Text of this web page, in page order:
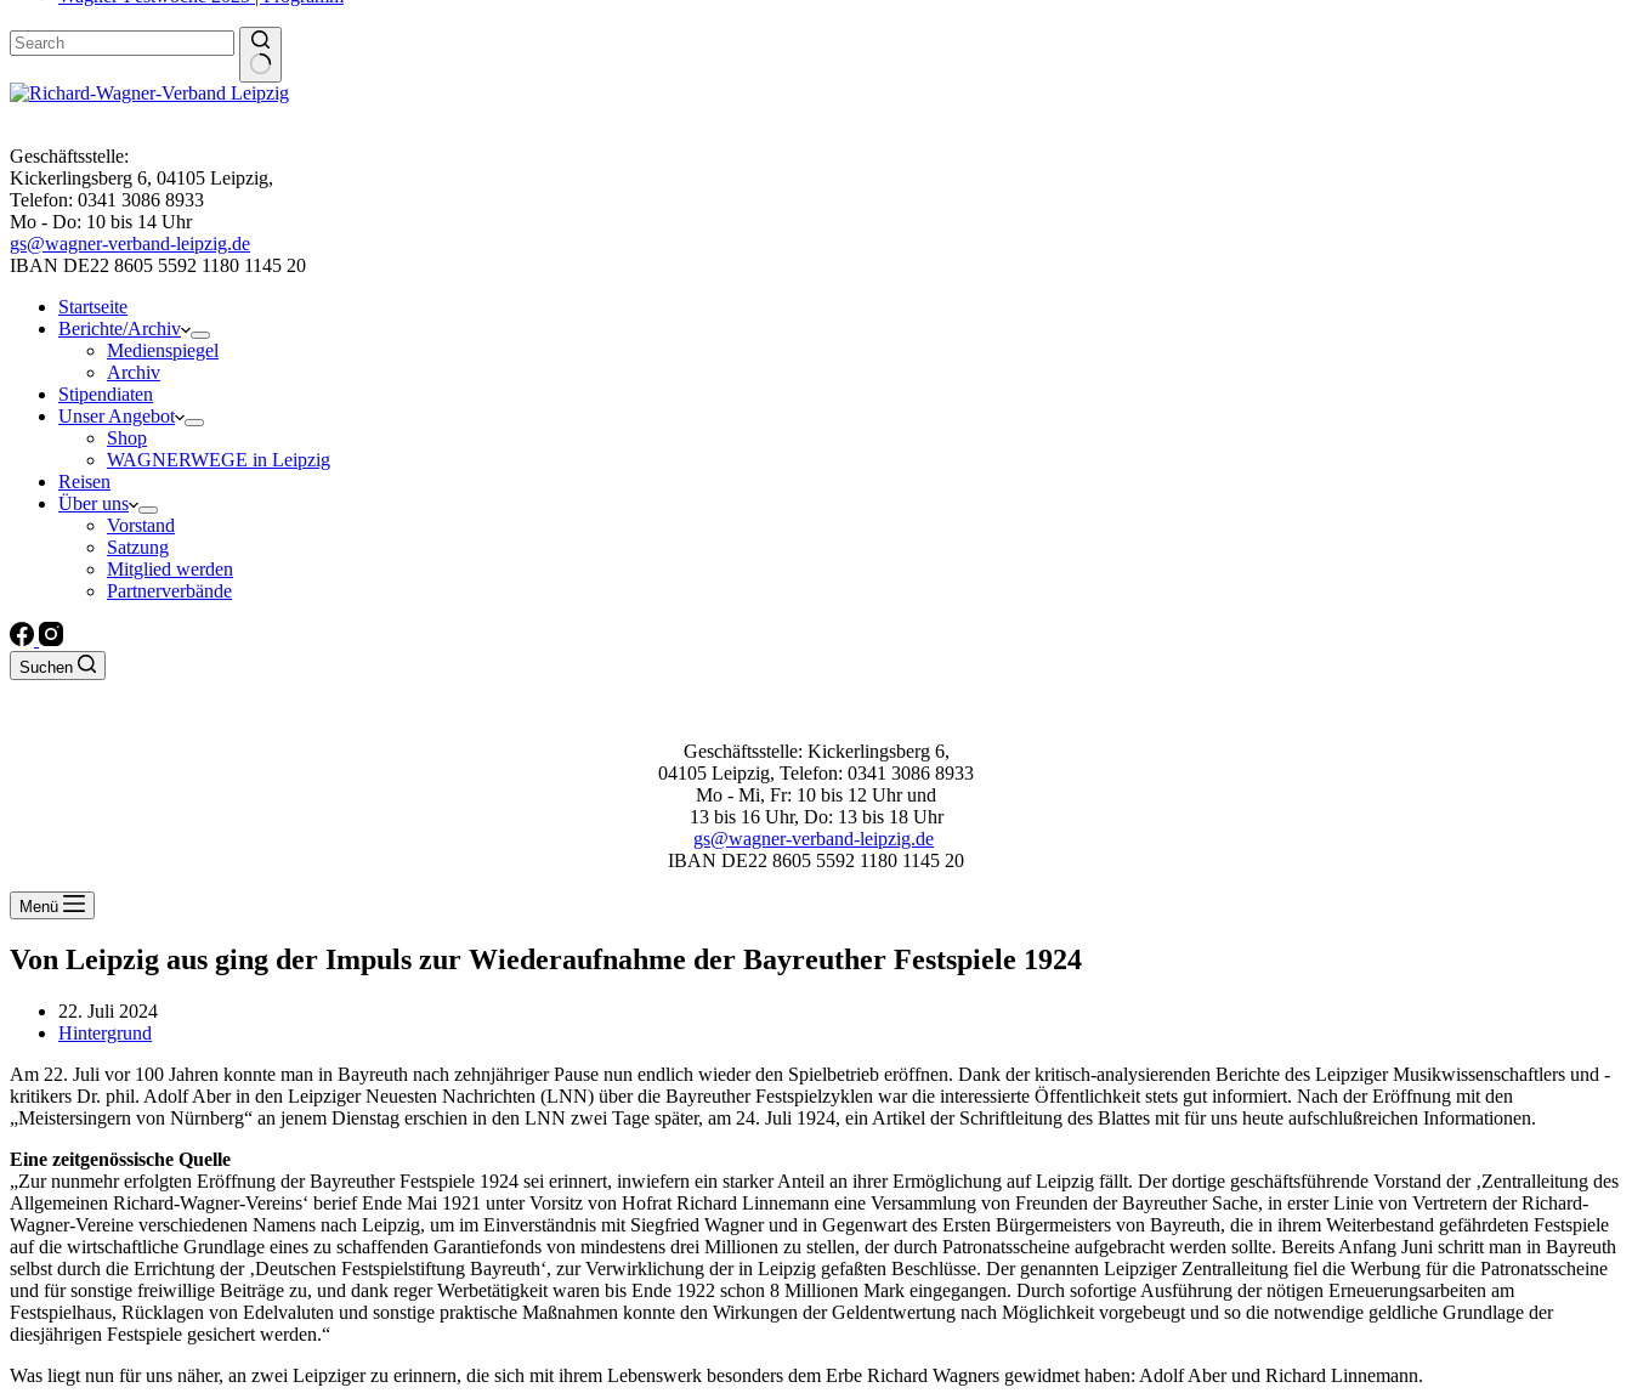
Geschäftsstelle:
Kickerlingsberg 6, 04105 Leipzig,
Telefon: 0341 3086 8933
Mo - Do: 10 bis 14 Uhr
gs@wagner-verband-leipzig.de
IBAN DE22 8605 5592 1180 1145 20
Startseite
Berichte/Archiv
Medienspiegel
Archiv
Stipendiaten
Unser Angebot
Shop
WAGNERWEGE in Leipzig
Reisen
Über uns
Vorstand
Satzung
Mitglied werden
Partnerverbände
Suchen
Geschäftsstelle: Kickerlingsberg 6,
04105 Leipzig, Telefon: 0341 3086 8933
Mo - Mi, Fr: 10 bis 12 Uhr und
13 bis 16 Uhr, Do: 13 bis 18 Uhr
gs@wagner-verband-leipzig.de
IBAN DE22 8605 5592 1180 1145 20
Menü
Von Leipzig aus ging der Impuls zur Wiederaufnahme der Bayreuther Festspiele 1924
22. Juli 2024
Hintergrund
Am 22. Juli vor 100 Jahren konnte man in Bayreuth nach zehnjähriger Pause nun endlich wieder den Spielbetrieb eröffnen. Dank der kritisch-analysierenden Berichte des Leipziger Musikwissenschaftlers und -
kritikers Dr. phil. Adolf Aber in den Leipziger Neuesten Nachrichten (LNN) über die Bayreuther Festspielzyklen war die interessierte Öffentlichkeit stets gut informiert. Nach der Eröffnung mit den
„Meistersingern von Nürnberg“ an jenem Dienstag erschien in den LNN zwei Tage später, am 24. Juli 1924, ein Artikel der Schriftleitung des Blattes mit für uns heute aufschlußreichen Informationen.
Eine zeitgenössische Quelle
„Zur nunmehr erfolgten Eröffnung der Bayreuther Festspiele 1924 sei erinnert, inwiefern ein starker Anteil an ihrer Ermöglichung auf Leipzig fällt. Der dortige geschäftsführende Vorstand der ‚Zentralleitung des
Allgemeinen Richard-Wagner-Vereins‘ berief Ende Mai 1921 unter Vorsitz von Hofrat Richard Linnemann eine Versammlung von Freunden der Bayreuther Sache, in erster Linie von Vertretern der Richard-
Wagner-Vereine verschiedenen Namens nach Leipzig, um im Einverständnis mit Siegfried Wagner und in Gegenwart des Ersten Bürgermeisters von Bayreuth, die in ihrem Weiterbestand gefährdeten Festspiele
auf die wirtschaftliche Grundlage eines zu schaffenden Garantiefonds von mindestens drei Millionen zu stellen, der durch Patronatsscheine aufgebracht werden sollte. Bereits Anfang Juni schritt man in Bayreuth
selbst durch die Errichtung der ‚Deutschen Festspielstiftung Bayreuth‘, zur Verwirklichung der in Leipzig gefaßten Beschlüsse. Der genannten Leipziger Zentralleitung fiel die Werbung für die Patronatsscheine
und für sonstige freiwillige Beiträge zu, und dank reger Werbetätigkeit waren bis Ende 1922 schon 8 Millionen Mark eingegangen. Durch sofortige Ausführung der nötigen Erneuerungsarbeiten am
Festspielhaus, Rücklagen von Edelvaluten und sonstige praktische Maßnahmen konnte den Wirkungen der Geldentwertung nach Möglichkeit vorgebeugt und so die notwendige geldliche Grundlage der
diesjährigen Festspiele gesichert werden.“
Was liegt nun für uns näher, an zwei Leipziger zu erinnern, die sich mit ihrem Lebenswerk besonders dem Erbe Richard Wagners gewidmet haben: Adolf Aber und Richard Linnemann.